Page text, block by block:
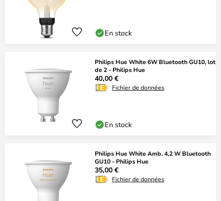
En stock
Philips Hue White 6W Bluetooth GU10, lot
de 2 - Philips Hue
40,00 €
Fichier de données
En stock
Philips Hue White Amb. 4,2 W Bluetooth
GU10 - Philips Hue
35,00 €
Fichier de données